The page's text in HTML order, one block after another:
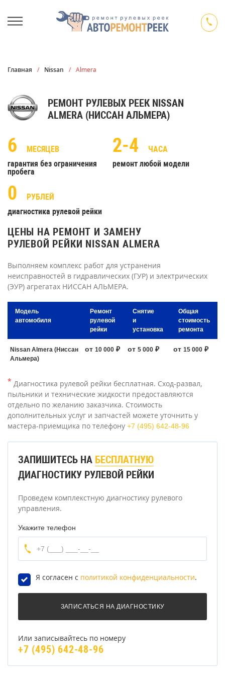
Главная / Nissan / Almera
РЕМОНТ РУЛЕВЫХ РЕЕК NISSAN
ALMERA (НИССАН АЛЬМЕРА)
6
МЕСЯЦЕВ
гарантия без ограничения
пробега
2-4
ЧАСА
ремонт любой модели
0
РУБЛЕЙ
диагностика рулевой рейки
ЦЕНЫ НА РЕМОНТ И ЗАМЕНУ
РУЛЕВОЙ РЕЙКИ NISSAN ALMERA
Выполняем комплекс работ для устранения
неисправностей в гидравлических (ГУР) и электрических
(ЭУР) агрегатах НИССАН АЛЬМЕРА.
Модель
автомобиля
Ремонт
рулевой
рейки
Снятие
и
установка
Общая
стоимость
ремонта
Nissan Almera (Ниссан
Альмера)
от 10 000 ₽ от 5 000 ₽ от 15 000 ₽
* Диагностика рулевой рейки бесплатная. Сход-развал,
пыльники и технические жидкости предоставляются
отдельно по желанию заказчика. Стоимость
дополнительных услуг и запчастей можете уточнить у
мастера-приемщика по телефону +7 (495) 642-48-96
ЗАПИШИТЕСЬ НА БЕСПЛАТНУЮ
ДИАГНОСТИКУ РУЛЕВОЙ РЕЙКИ
Проведем комплекстную диагностику рулевого
управления.
Укажите телефон
Я согласен с политикой конфиденциальности.
Или записывайтесь по номеру
+7 (495) 642-48-96